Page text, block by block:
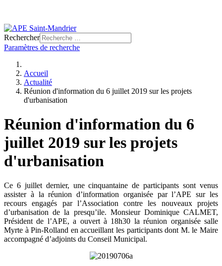
Rechercher
Paramètres de recherche
Accueil
Actualité
Réunion d'information du 6 juillet 2019 sur les projets
d'urbanisation
Réunion d'information du 6
juillet 2019 sur les projets
d'urbanisation
Ce 6 juillet dernier, une cinquantaine de participants sont venus
assister à la réunion d’information organisée par l’APE sur les
recours engagés par l’Association contre les nouveaux projets
d’urbanisation de la presqu’ile. Monsieur Dominique CALMET,
Président de l’APE, a ouvert à 18h30 la réunion organisée salle
Myrte à Pin-Rolland en accueillant les participants dont M. le Maire
accompagné d’adjoints du Conseil Municipal.